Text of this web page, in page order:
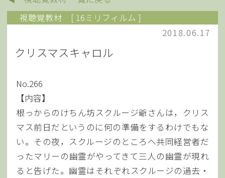
視聴覚教材
[ 16ミリフィルム ]
2018.06.17
クリスマスキャロル
No.266
【内容】
根っからのけちん坊スクルージ爺さんは，クリス
マス前日だというのに何の準備をするわけでもな
い。その夜，スクルージのところへ共同経営者だ
ったマリーの幽霊がやってきて三人の幽霊が現れ
ると告げた。幽霊はそれぞれスクルージの過去・